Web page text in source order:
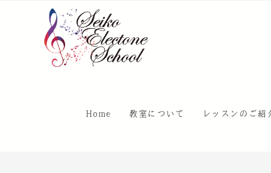
Home 教室について レッスンのご紹